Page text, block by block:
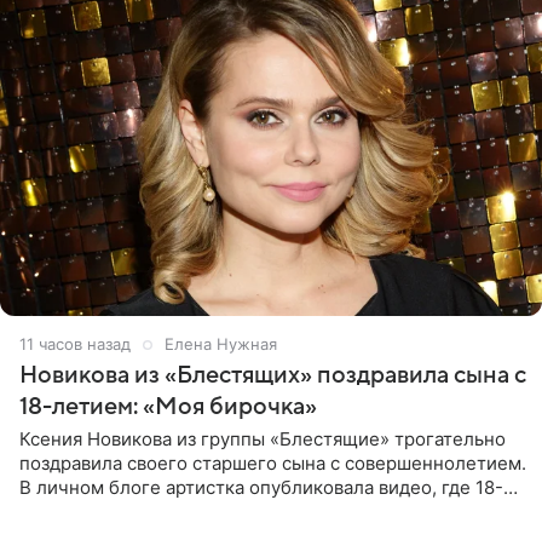
11 часов назад Елена Нужная
Новикова из «Блестящих» поздравила сына с
18-летием: «Моя бирочка»
Ксения Новикова из группы «Блестящие» трогательно
поздравила своего старшего сына с совершеннолетием.
В личном блоге артистка опубликовала видео, где 18-